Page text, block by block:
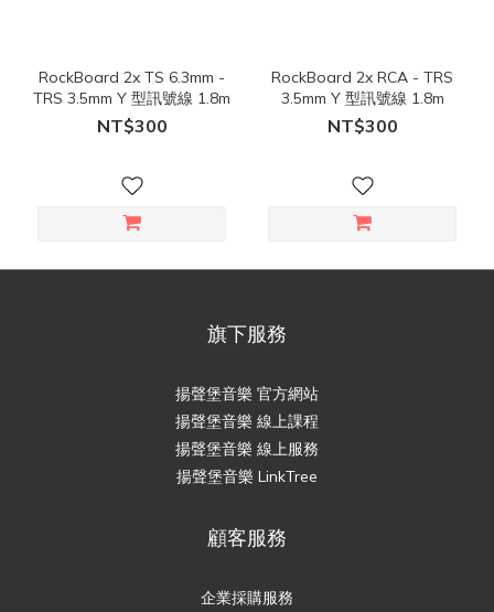
RockBoard 2x TS 6.3mm -
TRS 3.5mm Y 型訊號線 1.8m
NT$300
RockBoard 2x RCA - TRS
3.5mm Y 型訊號線 1.8m
NT$300
旗下服務
揚聲堡音樂 官方網站
揚聲堡音樂 線上課程
揚聲堡音樂 線上服務
揚聲堡音樂 LinkTree
顧客服務
企業採購服務